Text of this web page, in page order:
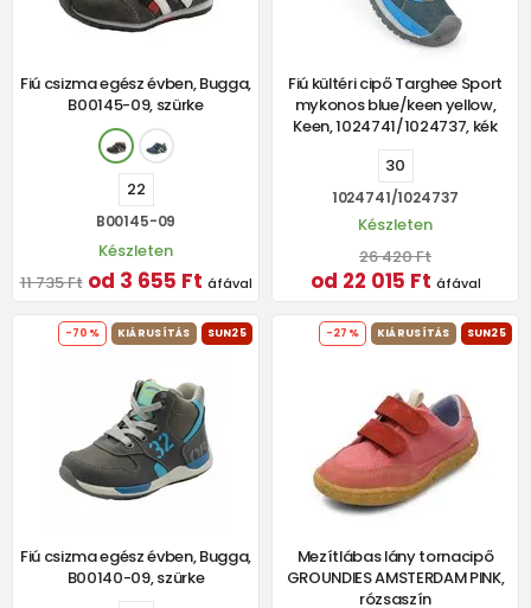
Fiú csizma egész évben, Bugga,
B00145-09, szürke
22
B00145-09
Készleten
11 735 Ft od 3 655 Ft áfával
Fiú kültéri cipő Targhee Sport
mykonos blue/keen yellow,
Keen, 1024741/1024737, kék
30
1024741/1024737
Készleten
26 420 Ft
od 22 015 Ft áfával
-70% KIÁRUSÍTÁS SUN25
Fiú csizma egész évben, Bugga,
B00140-09, szürke
-27% KIÁRUSÍTÁS SUN25
Mezítlábas lány tornacipő
GROUNDIES AMSTERDAM PINK,
rózsaszín